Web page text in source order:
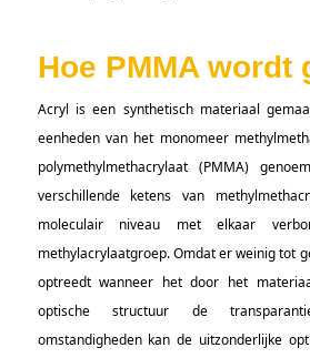
Hoe PMMA wordt
Acryl is een synthetisch materiaal
eenheden van het monomeer
polymethylmethacrylaat (PMMA)
verschillende ketens van
moleculair niveau met elkaar
methylacrylaatgroep. Omdat er weinig tot
optreedt wanneer het door het
optische structuur de
omstandigheden kan de uitzonderlijke